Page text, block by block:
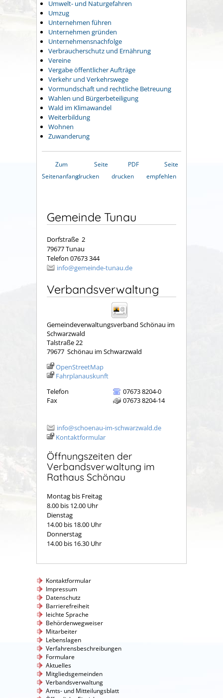
Umwelt- und Naturgefahren
Umzug
Unternehmen führen
Unternehmen gründen
Unternehmensnachfolge
Verbraucherschutz und Ernährung
Vereine
Vergabe öffentlicher Aufträge
Verkehr und Verkehrswege
Vormundschaft und rechtliche Betreuung
Wahlen und Bürgerbeteiligung
Wald im Klimawandel
Weiterbildung
Wohnen
Zuwanderung
Zum
Seitenanfang
Seite
drucken
PDF
drucken
Seite
empfehlen
Gemeinde Tunau
Dorfstraße 2
79677 Tunau
Telefon 07673 344
info@gemeinde-tunau.de
Verbandsverwaltung
Gemeindeverwaltungsverband Schönau im
Schwarzwald
Talstraße 22
79677 Schönau im Schwarzwald
OpenStreetMap
Fahrplanauskunft
Telefon
07673 8204-0
Fax
07673 8204-14
info@schoenau-im-schwarzwald.de
Kontaktformular
Öffnungszeiten der
Verbandsverwaltung im
Rathaus Schönau
Montag bis Freitag
8.00 bis 12.00 Uhr
Dienstag
14.00 bis 18.00 Uhr
Donnerstag
14.00 bis 16.30 Uhr
Kontaktformular
Impressum
Datenschutz
Barrierefreiheit
leichte Sprache
Behördenwegweiser
Mitarbeiter
Lebenslagen
Verfahrensbeschreibungen
Formulare
Aktuelles
Mitgliedsgemeinden
Verbandsverwaltung
Amts- und Mitteilungsblatt